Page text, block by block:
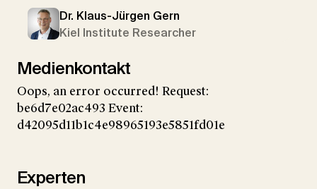
Dr. Klaus-Jürgen Gern
Kiel Institute Researcher
Medienkontakt
Oops, an error occurred! Request:
be6d7e02ac493 Event:
d42095d11b1c4e98965193e5851fd01e
Experten